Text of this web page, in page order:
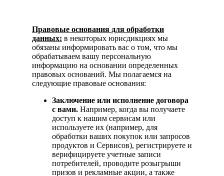
Правовые основания для обработки
данных: в некоторых юрисдикциях мы
обязаны информировать вас о том, что мы
обрабатываем вашу персональную
информацию на основании определенных
правовых оснований. Мы полагаемся на
следующие правовые основания:
Заключение или исполнение договора
с вами. Например, когда вы получаете
доступ к нашим сервисам или
используете их (например, для
обработки ваших покупок или запросов
продуктов и Сервисов), регистрируете и
верифицируете учетные записи
потребителей, проводите розыгрыши
призов и рекламные акции, а также